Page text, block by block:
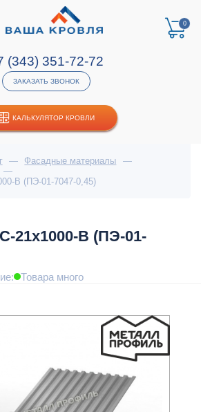
КАЛЬКУЛЯТОР КРОВЛИ
0
(343) 351-72-72
ЗАКАЗАТЬ ЗВОНОК
— Фасадные материалы
—
—
B (ПЭ-01-7047-0,45)
21x1000-B (ПЭ-01-
Товара много